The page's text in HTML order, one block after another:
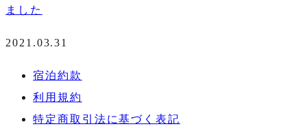
ました
2021.03.31
宿泊約款
利用規約
特定商取引法に基づく表記